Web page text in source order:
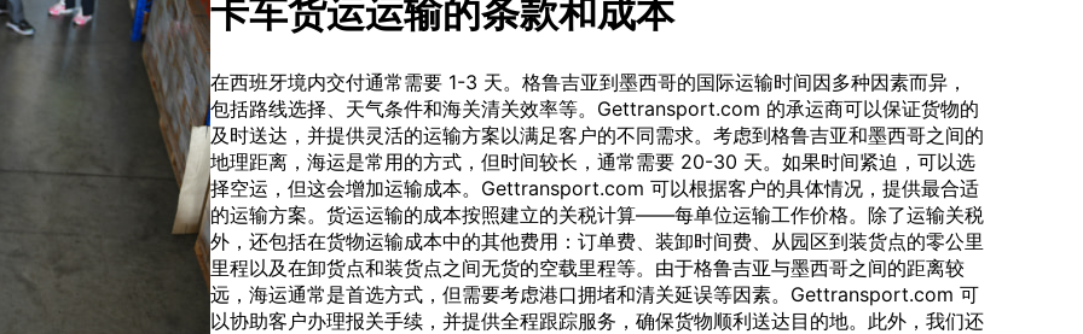
卡车货运运输的条款和成本
在西班牙境内交付通常需要 1-3 天。格鲁吉亚到墨西哥的国际运输时间因多种因素而异，
包括路线选择、天气条件和海关清关效率等。Gettransport.com 的承运商可以保证货物的
及时送达，并提供灵活的运输方案以满足客户的不同需求。考虑到格鲁吉亚和墨西哥之间的
地理距离，海运是常用的方式，但时间较长，通常需要 20-30 天。如果时间紧迫，可以选
择空运，但这会增加运输成本。Gettransport.com 可以根据客户的具体情况，提供最合适
的运输方案。货运运输的成本按照建立的关税计算——每单位运输工作价格。除了运输关税
外，还包括在货物运输成本中的其他费用：订单费、装卸时间费、从园区到装货点的零公里
里程以及在卸货点和装货点之间无货的空载里程等。由于格鲁吉亚与墨西哥之间的距离较
远，海运通常是首选方式，但需要考虑港口拥堵和清关延误等因素。Gettransport.com 可
以协助客户办理报关手续，并提供全程跟踪服务，确保货物顺利送达目的地。此外，我们还